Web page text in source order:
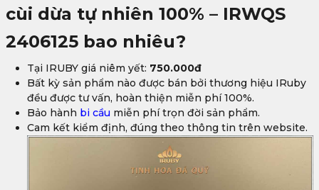
cùi dừa tự nhiên 100% – IRWQS
2406125 bao nhiêu?
Tại IRUBY giá niêm yết: 750.000đ
Bất kỳ sản phẩm nào được bán bởi thương hiệu IRuby
đều được tư vấn, hoàn thiện miễn phí 100%.
Bảo hành bi cầu miễn phí trọn đời sản phẩm.
Cam kết kiểm định, đúng theo thông tin trên website.